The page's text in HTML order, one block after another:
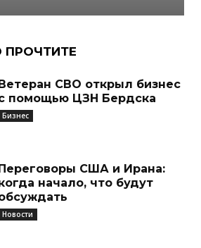
ПРОЧТИТЕ
СВО открыл бизнес
помощью ЦЗН Бердска
Бизнес
США и Ирана:
начало, что будут
Новости